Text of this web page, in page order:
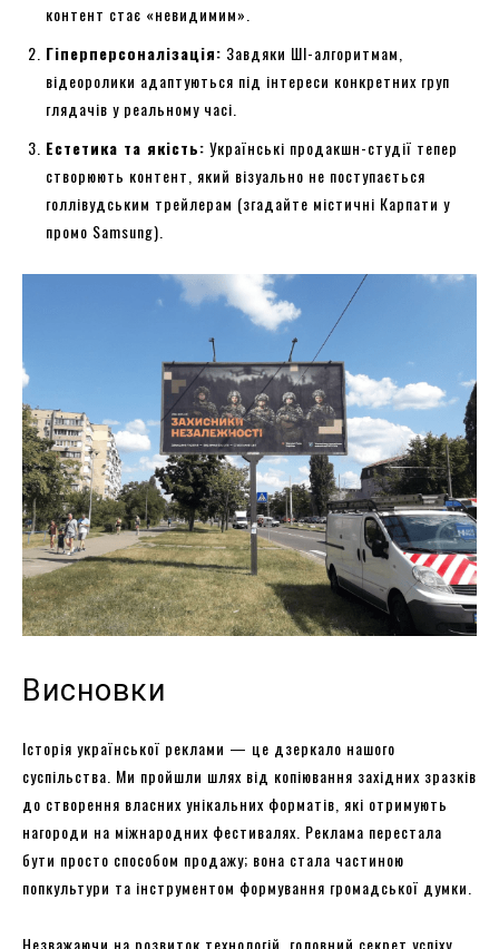
контент стає «невидимим».
Гіперперсоналізація: Завдяки ШІ-алгоритмам,
відеоролики адаптуються під інтереси конкретних груп
глядачів у реальному часі.
Естетика та якість: Українські продакшн-студії тепер
створюють контент, який візуально не поступається
голлівудським трейлерам (згадайте містичні Карпати у
промо Samsung).
Висновки
Історія української реклами — це дзеркало нашого
суспільства. Ми пройшли шлях від копіювання західних зразків
до створення власних унікальних форматів, які отримують
нагороди на міжнародних фестивалях. Реклама перестала
бути просто способом продажу; вона стала частиною
попкультури та інструментом формування громадської думки.